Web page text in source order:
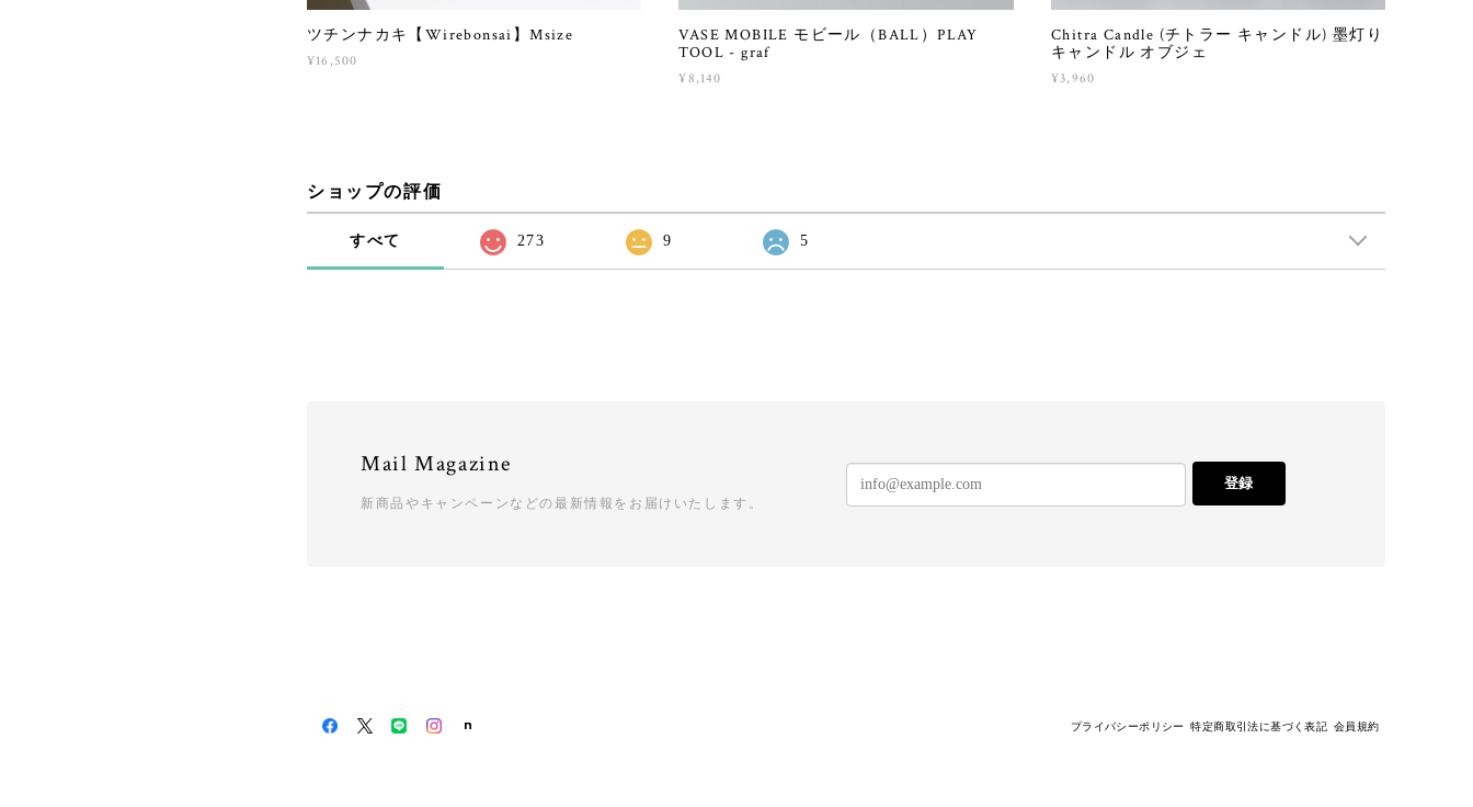
ツチンナカキ【Wirebonsai】Msize
¥16,500
VASE MOBILE モビール（BALL）PLAY
TOOL - graf
¥8,140
Chitra Candle (チトラー キャンドル) 墨灯り
キャンドル オブジェ
¥3,960
ショップの評価
すべて 273 9 5
Mail Magazine
新商品やキャンペーンなどの最新情報をお届けいたします。
登録
プライバシーポリシー 特定商取引法に基づく表記 会員規約